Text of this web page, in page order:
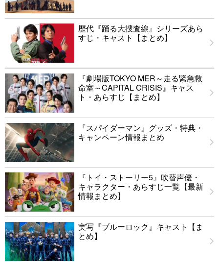
歴代『踊る大捜査線』シリーズあら
すじ・キャスト【まとめ】
『劇場版TOKYO MER～走る緊急救
命室～CAPITAL CRISIS』キャス
ト・あらすじ【まとめ】
『スパイダーマン』グッズ・特典・
キャンペーン情報まとめ
『トイ・ストーリー5』吹替声優・
キャラクター・あらすじ一覧【最新
情報まとめ】
実写『ブルーロック』キャスト【ま
とめ】